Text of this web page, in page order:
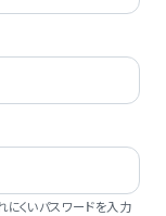
くいパスワードを入力